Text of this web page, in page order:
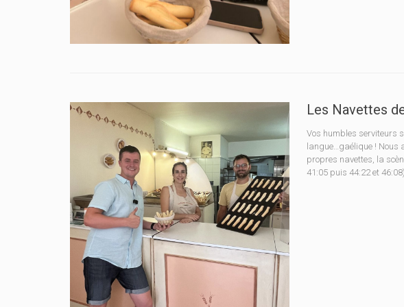
Les Navettes
Vos humbles serviteurs
langue…gaélique !
propres navettes, la
41:05 puis 44:22 et 46:08)